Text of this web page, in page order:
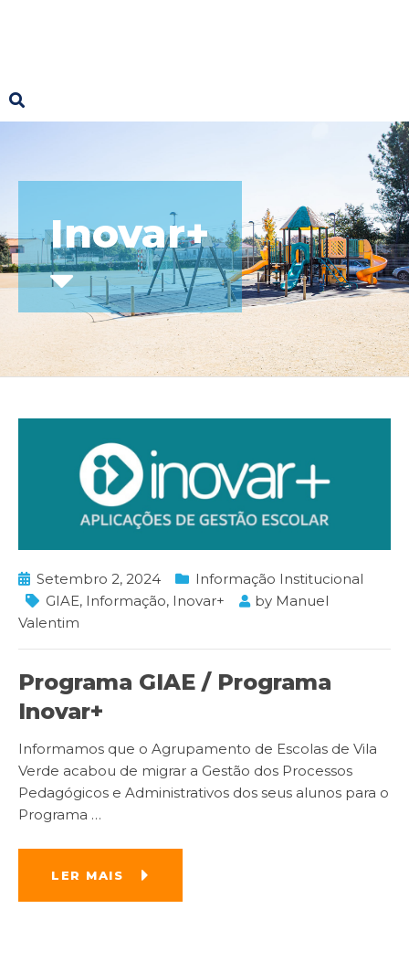
Inovar+
Setembro 2, 2024
Informação Institucional
GIAE, Informação, Inovar+ by Manuel
Valentim
Programa GIAE / Programa
Inovar+
Informamos que o Agrupamento de Escolas de Vila
Verde acabou de migrar a Gestão dos Processos
Pedagógicos e Administrativos dos seus alunos para o
Programa …
LER MAIS